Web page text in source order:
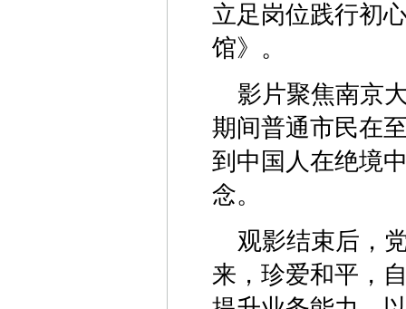
立足岗位践行初
馆》。
影片聚焦南京
期间普通市民在
到中国人在绝境
念。
观影结束后，
来，珍爱和平，